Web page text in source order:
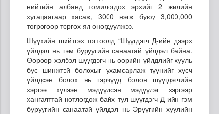
нийтийн албанд томилогдох эрхийг 2 жилийн
хугацаагаар хасаж, 3000 нэгж буюу 3,000,000
төгрөгөөр торгох ял оногдуулжээ.
Шүүхийн шийтгэх тогтоолд “Шүүгдэгч Д-ийн дээрх
үйлдэл нь гэм буруугийн санаатай үйлдэл байна.
Өөрөөр хэлбэл шүүгдэгч нь өөрийн үйлдлийг хууль
бус шинжтэй болохыг ухамсарлаж түүнийг хүсч
үйлдсэн болох нь гэрчүүд болон шүүгдэгчийн
хэргээ хүлээн мэдүүлсэн мэдүүлэг зэргээр
хангалттай нотлогдож байх тул шүүгдэгч Д-ийн гэм
буруугийн санаатай үйлдэл нь Эрүүгийн хуулийн